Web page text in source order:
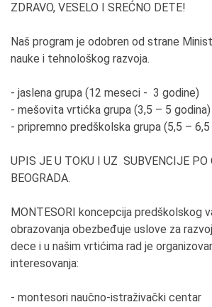
ZDRAVO, VESELO I SREĆNO DETE!
Naš program je odobren od strane
nauke i tehnološkog razvoja.
- jaslena grupa (12 meseci - 3 godine)
- mešovita vrtićka grupa (3,5 – 5 godina)
- pripremno predškolska grupa (5,5 – 6,5
UPIS JE U TOKU I UZ SUBVENCIJE PO
BEOGRADA.
MONTESORI koncepcija predškolskog
obrazovanja obezbeđuje uslove za
dece i u našim vrtićima rad je
interesovanja:
- montesori naučno-istraživački centar